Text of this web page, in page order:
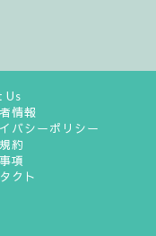
Us
情報
バシーポリシー
約
項
クト